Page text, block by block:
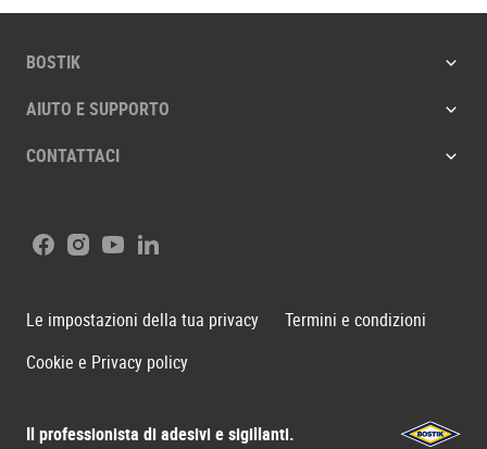
BOSTIK
AIUTO E SUPPORTO
CONTATTACI
Il professionista di adesivi e sigillanti.
Facebook
Instagram
YoutubeLinkedIn
Le impostazioni della tua privacy
Termini e condizioni
Cookie e Privacy policy